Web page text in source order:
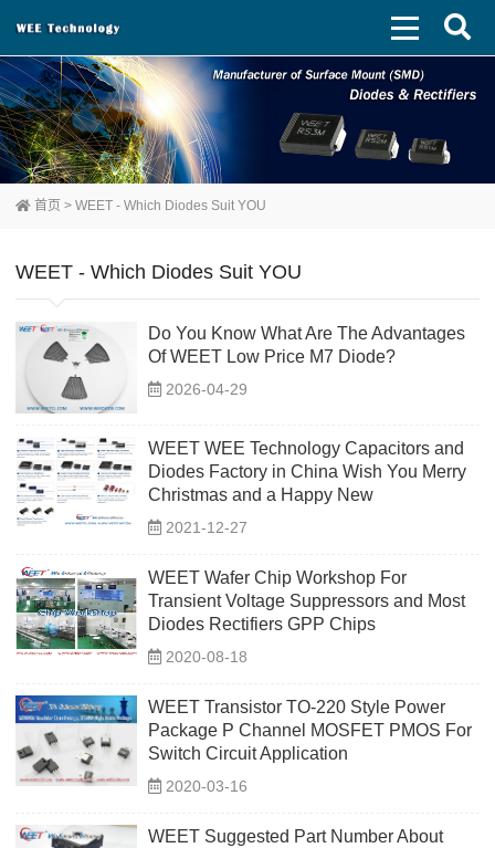
首页 > WEET - Which Diodes Suit YOU
WEET - Which Diodes Suit YOU
Do You Know What Are The Advantages
Of WEET Low Price M7 Diode?
2026-04-29
WEET WEE Technology Capacitors and
Diodes Factory in China Wish You Merry
Christmas and a Happy New
2021-12-27
WEET Wafer Chip Workshop For
Transient Voltage Suppressors and Most
Diodes Rectifiers GPP Chips
2020-08-18
WEET Transistor TO-220 Style Power
Package P Channel MOSFET PMOS For
Switch Circuit Application
2020-03-16
WEET Suggested Part Number About